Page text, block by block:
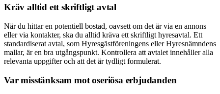
Kräv alltid ett skriftligt avtal
När du hittar en potentiell bostad, oavsett om det är via en annons
eller via kontakter, ska du alltid kräva ett skriftligt hyresavtal. Ett
standardiserat avtal, som Hyresgästföreningens eller Hyresnämndens
mallar, är en bra utgångspunkt. Kontrollera att avtalet innehåller alla
relevanta uppgifter och att det är tydligt formulerat.
Var misstänksam mot oseriösa erbjudanden